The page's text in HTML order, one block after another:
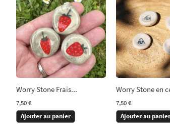
Worry Stone Frais...
7,50 €
Ajouter au panier
Worry Stone en
7,50 €
Ajouter au panier